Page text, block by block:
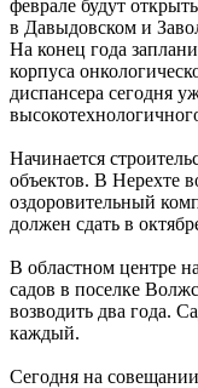
феврале будут
в Давыдовском и
На конец года
корпуса
диспансера сегодня
Начинается
объектов. В Нерехте
оздоровительный
должен сдать в
В областном центре
садов в поселке
возводить два года.
каждый.
Сегодня на